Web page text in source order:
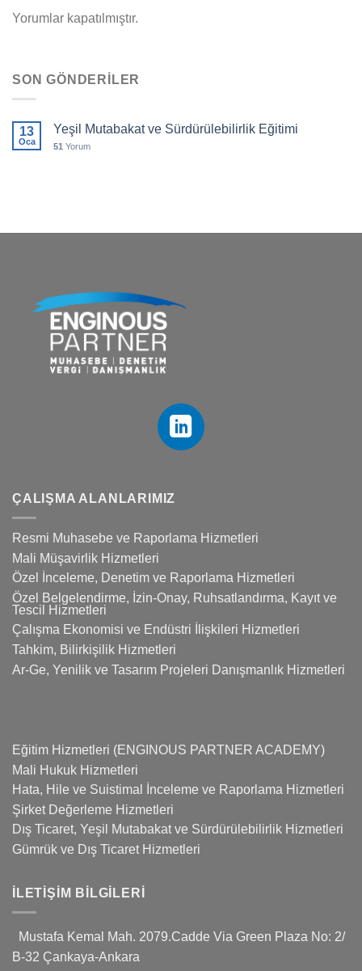
SON GÖNDERILER
13
Oca
Yeşil Mutabakat ve Sürdürülebilirlik Eğitimi
51 Yorum
Yorumlar kapatılmıştır.
ÇALIŞMA ALANLARIMIZ
Resmi Muhasebe ve Raporlama Hizmetleri
Mali Müşavirlik Hizmetleri
Özel İnceleme, Denetim ve Raporlama Hizmetleri
Özel Belgelendirme, İzin-Onay, Ruhsatlandırma, Kayıt ve
Tescil Hizmetleri
Çalışma Ekonomisi ve Endüstri İlişkileri Hizmetleri
Tahkim, Bilirkişilik Hizmetleri
Ar-Ge, Yenilik ve Tasarım Projeleri Danışmanlık Hizmetleri
Eğitim Hizmetleri (ENGINOUS PARTNER ACADEMY)
Mali Hukuk Hizmetleri
Hata, Hile ve Suistimal İnceleme ve Raporlama Hizmetleri
Şirket Değerleme Hizmetleri
Dış Ticaret, Yeşil Mutabakat ve Sürdürülebilirlik Hizmetleri
Gümrük ve Dış Ticaret Hizmetleri
İLETIŞIM BILGILERI
Mustafa Kemal Mah. 2079.Cadde Via Green Plaza No: 2/
B-32 Çankaya-Ankara